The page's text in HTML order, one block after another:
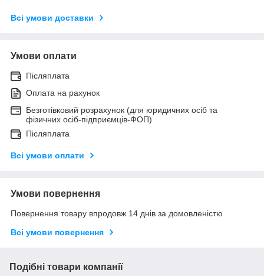
Всі умови доставки
Умови оплати
Післяплата
Оплата на рахунок
Безготівковий розрахунок (для юридичних осіб та
фізичних осіб-підприємців-ФОП)
Післяплата
Всі умови оплати
Умови повернення
Повернення товару впродовж 14 днів за домовленістю
Всі умови повернення
Подібні товари компанії